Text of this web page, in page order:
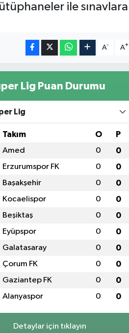
ile sınavlara
A- A+
Lig Puan Durumu
Lig
Takım O P
Amed 0 0
Erzurumspor FK 0 0
Başakşehir 0 0
Kocaelispor 0 0
Beşiktaş 0 0
Eyüpspor 0 0
Galatasaray 0 0
Çorum FK 0 0
Gaziantep FK 0 0
Alanyaspor 0 0
Detaylar için tıklayın